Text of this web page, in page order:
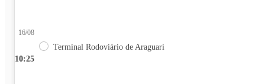
10:25
16/08
Terminal Rodoviário de Araguari